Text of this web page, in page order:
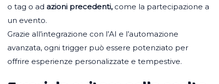
o tag o ad azioni precedenti,come la partecipazione a
un evento.
Grazie all’integrazione con l’AI e l’automazione
avanzata, ogni trigger può essere potenziato per
offrire esperienze personalizzate e tempestive.